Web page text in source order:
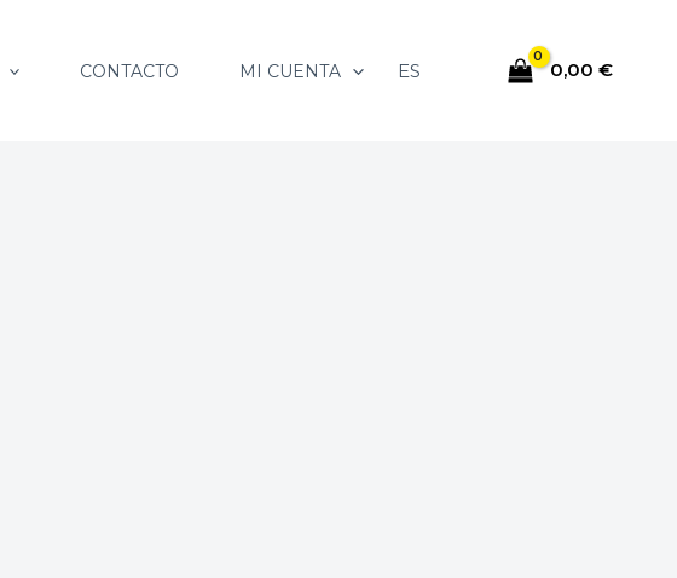
CONTACTO MI CUENTA ES 0,00€